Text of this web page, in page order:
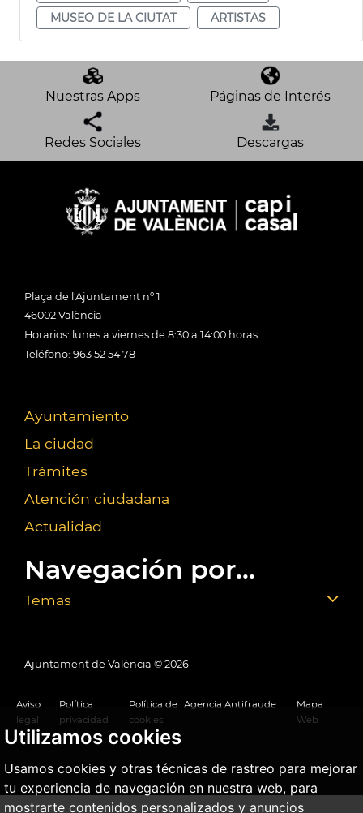
Utilizamos cookies
Usamos cookies y otras técnicas de rastreo para mejorar
tu experiencia de navegación en nuestra web, para
mostrarte contenidos personalizados y anuncios
MUSEO DE LA CIUTAT
ARTISTAS
Nuestras Apps Páginas de Interés
Redes Sociales Descargas
Plaça de l'Ajuntament nº 1
46002 València
Horarios: lunes a viernes de 8:30 a 14:00 horas
Teléfono: 963 52 54 78
Ayuntamiento
La ciudad
Trámites
Atención ciudadana
Actualidad
Navegación por...
Temas
Ajuntament de València © 2026
Aviso
legal
Política
privacidad
Política de
cookies
Agencia Antifraude
Mapa
Web